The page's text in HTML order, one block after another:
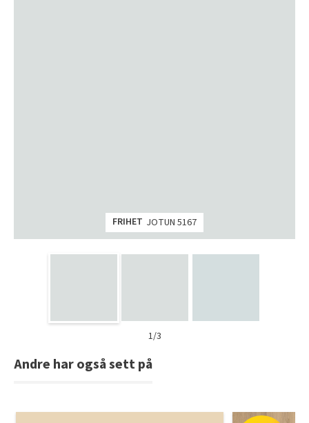
FRIHET JOTUN 5167
1/3
Andre har også sett på